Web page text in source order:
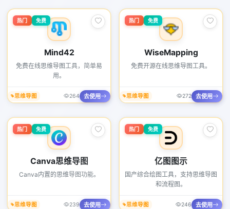
热门 免费
Mind42
免费在线思维导图工具，简单易
用。
思维导图 264 去使用
热门 免费
WiseMapping
免费开源在线思维导图工具。
思维导图 272 去使用
热门 免费
Canva思维导图
Canva内置的思维导图功能。
思维导图 239 去使用
热门 免费
亿图图示
国产综合绘图工具，支持思维导图
和流程图。
思维导图 246 去使用